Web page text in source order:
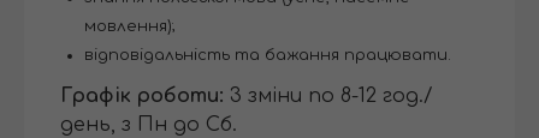
мовлення);
відповідальність та бажання працювати.
Графік роботи: 3 зміни по 8-12 год./
день, з Пн до Сб.